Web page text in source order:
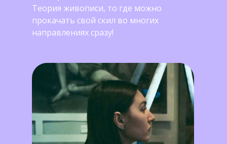
Теория живописи, то где можно
прокачать свой скил во многих
направлениях сразу!